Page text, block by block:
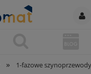
» 1-fazowe szynoprzewody